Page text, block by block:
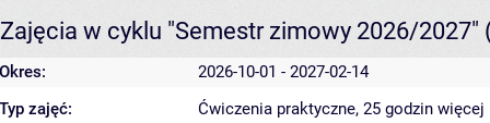
Zajęcia w cyklu "Semestr zimowy 2026/2027"
Okres:
2026-10-01 - 2027-02-14
Typ zajęć:
Ćwiczenia praktyczne, 25 godzin więcej